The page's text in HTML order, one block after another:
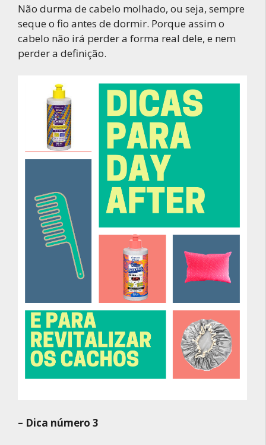
Não durma de cabelo molhado, ou seja, sempre
seque o fio antes de dormir. Porque assim o
cabelo não irá perder a forma real dele, e nem
perder a definição.
– Dica número 3